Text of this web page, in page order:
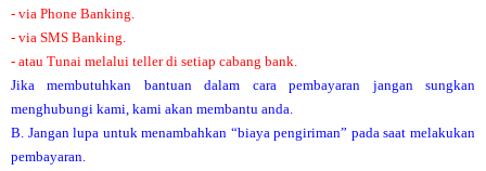
- via Phone Banking.
- via SMS Banking.
- atau Tunai melalui teller di setiap cabang bank.
Jika membutuhkan bantuan dalam cara pembayaran jangan sungkan
menghubungi kami, kami akan membantu anda.
B. Jangan lupa untuk menambahkan “biaya pengiriman” pada saat melakukan
pembayaran.